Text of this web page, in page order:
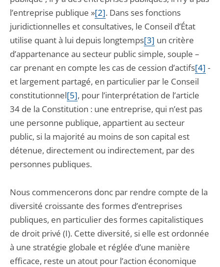
l’entreprise publique »[2]. Dans ses fonctions
juridictionnelles et consultatives, le Conseil d’État
utilise quant à lui depuis longtemps[3] un critère
d’appartenance au secteur public simple, souple –
car prenant en compte les cas de cession d’actifs[4] -
et largement partagé, en particulier par le Conseil
constitutionnel[5], pour l’interprétation de l’article
34 de la Constitution : une entreprise, qui n’est pas
une personne publique, appartient au secteur
public, si la majorité au moins de son capital est
détenue, directement ou indirectement, par des
personnes publiques.
Nous commencerons donc par rendre compte de la
diversité croissante des formes d’entreprises
publiques, en particulier des formes capitalistiques
de droit privé (I). Cette diversité, si elle est ordonnée
à une stratégie globale et réglée d’une manière
efficace, reste un atout pour l’action économique